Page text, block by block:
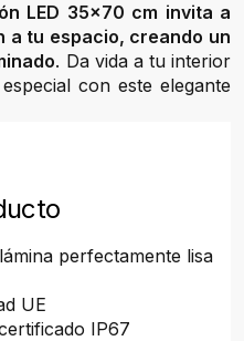
LED 35x70 cm invita a
a tu espacio, creando un
. Da vida a tu interior
con este elegante
perfectamente lisa
UE
IP67